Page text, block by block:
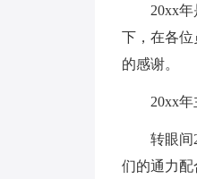
20xx年是
下，在各
的感谢。
20xx年
转眼间
们的通力